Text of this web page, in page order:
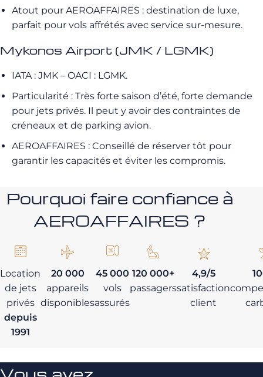
Atout pour AEROAFFAIRES : destination de luxe,
parfait pour vols affrétés avec service sur-mesure.
Mykonos Airport (JMK / LGMK)
IATA : JMK – OACI : LGMK.
Particularité : Très forte saison d’été, forte demande
pour jets privés. Il peut y avoir des contraintes de
créneaux et de parking avion.
AEROAFFAIRES : Conseillé de réserver tôt pour
garantir les capacités et éviter les compromis.
Pourquoi faire confiance à
AEROAFFAIRES ?
Location
de jets
privés
depuis
1991
20 000
appareils
disponibles
45 000
vols
assurés
120 000+
passagers
4,9/5
satisfaction
client